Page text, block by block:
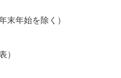
年始を除く）
）